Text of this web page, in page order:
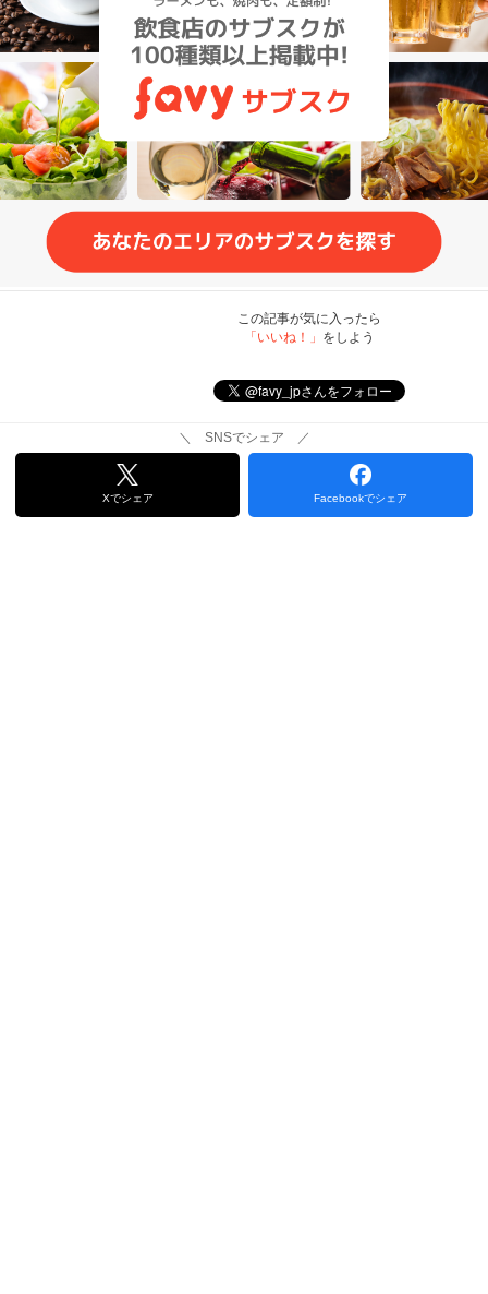
この記事が気に入ったら
「いいね！」 をしよう
＼ SNSでシェア ／
Xでシェア Facebookでシェア